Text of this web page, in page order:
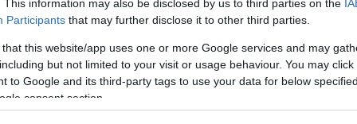
This information may also be disclosed by us to third parties on the
Participants that may further disclose it to other third parties.
that this website/app uses one or more Google services and may
but not limited to your visit or usage behaviour. You may
to Google and its third-party tags to use your data for below
consent section.
Λιαγκάκης, μέλος της Τομεακής
δημοτικός σύμβουλος της «Λαϊκής